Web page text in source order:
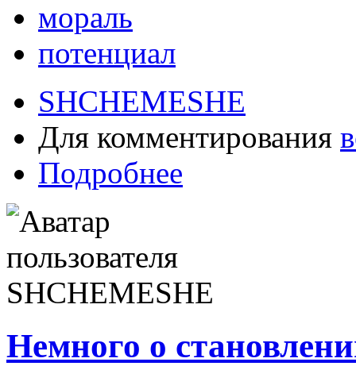
мораль
потенциал
SHCHEMESHE
Для комментирования
Подробнее
Немного о